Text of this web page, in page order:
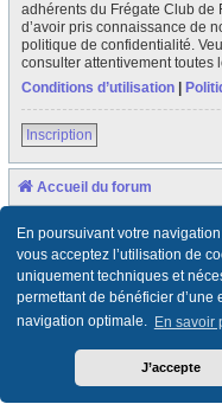
En poursuivant votre
vous acceptez l’utilisation de
uniquement techniques et
permettant de bénéficier d’une
navigation optimale. En savoir
J’accepte
adhérents du Frégate Club de
d’avoir pris connaissance de
politique de confidentialité.
consulter attentivement toutes
Conditions d’utilisation
Inscription
Accueil du forum
Développé
Ceci est un texte de remplissage qui
parametres d'affichage pas defaut de